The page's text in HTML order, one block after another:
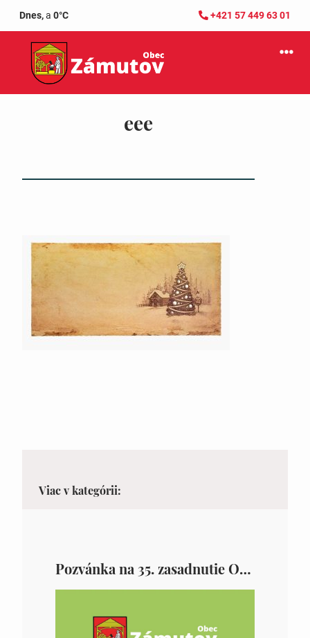
Dnes,a 0°C +421 57 449 63 01
eee
Viac v kategórii:
Pozvánka na 35. zasadnutie OZ v Zámutove